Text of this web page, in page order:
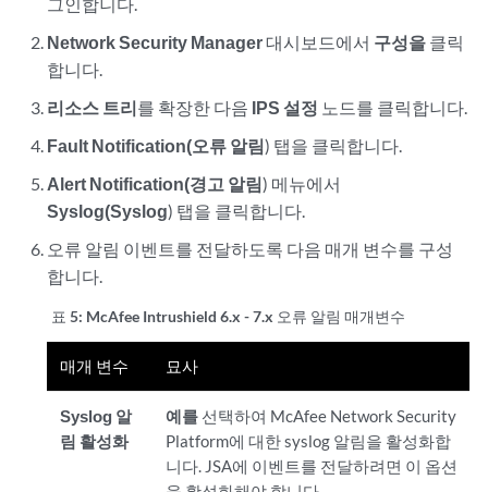
Network Security Manager대시보드에서 구성을 클릭
합니다.
리소스 트리를 확장한 다음 IPS 설정 노드를 클릭합니다.
Fault Notification(오류 알림) 탭을 클릭합니다.
Alert Notification(경고 알림) 메뉴에서
Syslog(Syslog) 탭을 클릭합니다.
오류 알림 이벤트를 전달하도록 다음 매개 변수를 구성
합니다.
표 5: McAfee Intrushield 6.x - 7.x 오류 알림 매개변수
매개 변수 묘사
Syslog 알
림 활성화
예를선택하여 McAfee Network Security
Platform에 대한 syslog 알림을 활성화합
니다. JSA에 이벤트를 전달하려면 이 옵션